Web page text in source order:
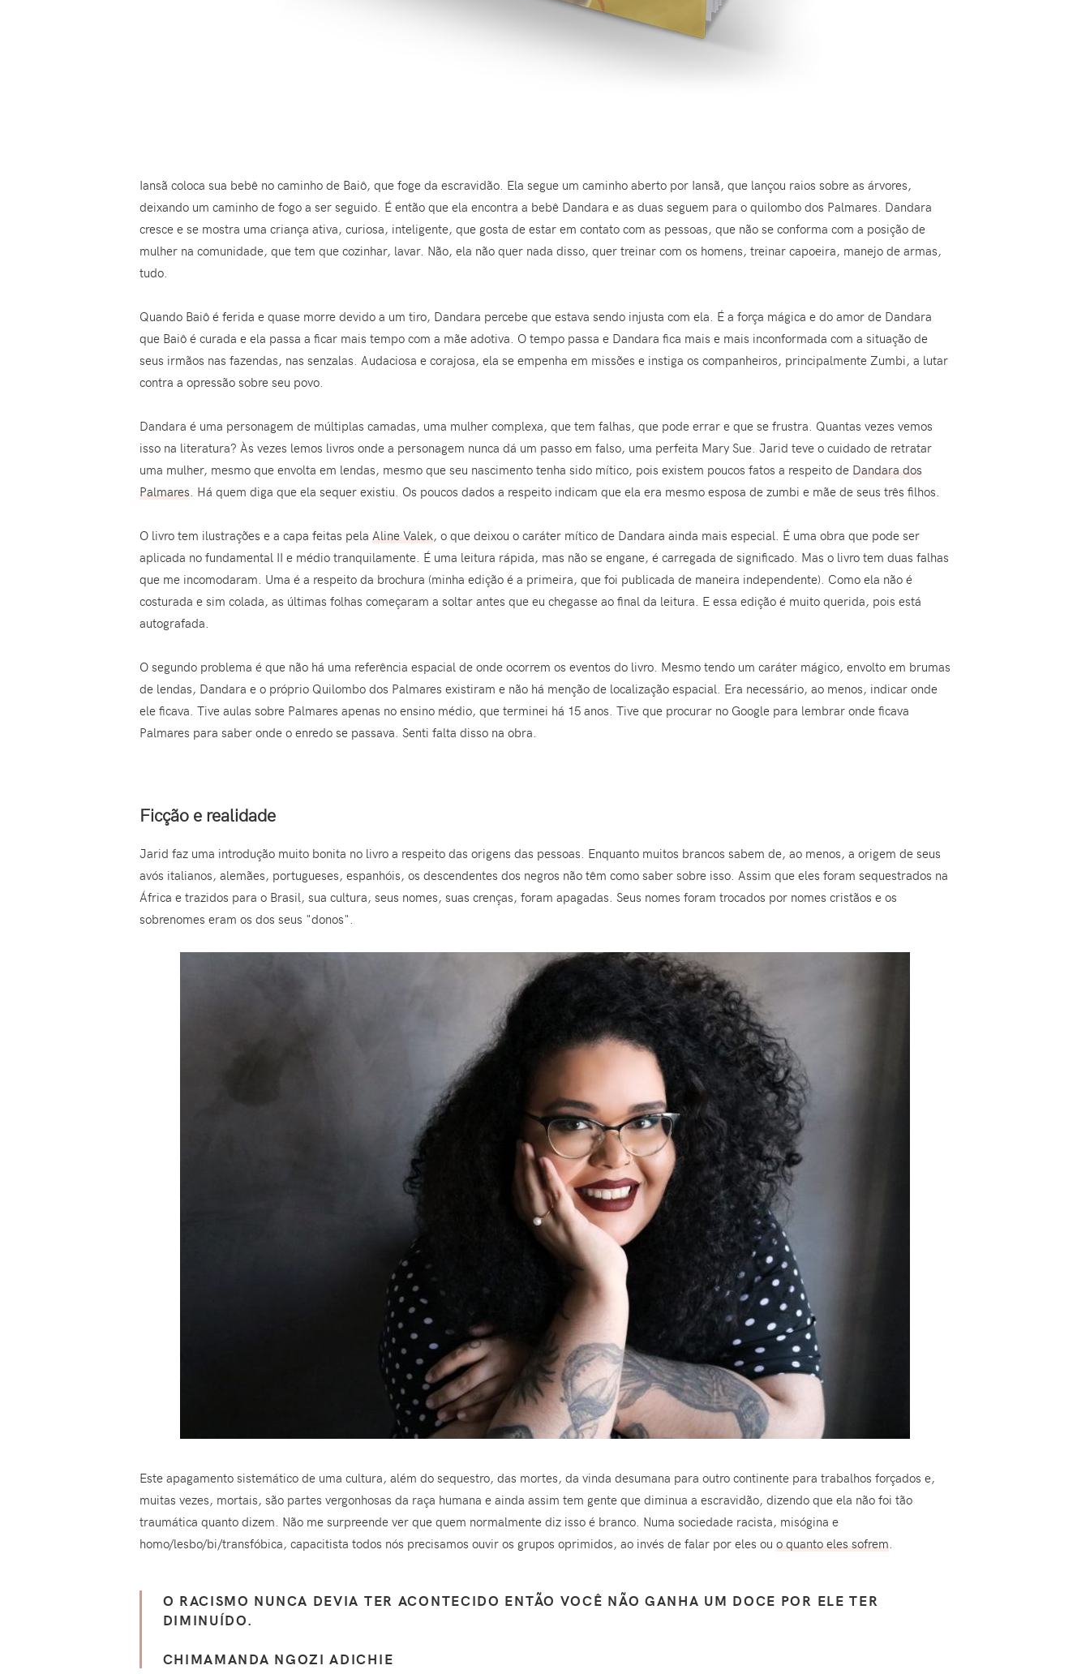
Iansã coloca sua bebê no caminho de Baiô, que foge da escravidão. Ela segue um caminho aberto por Iansã, que lançou raios sobre as árvores,
deixando um caminho de fogo a ser seguido. É então que ela encontra a bebê Dandara e as duas seguem para o quilombo dos Palmares. Dandara
cresce e se mostra uma criança ativa, curiosa, inteligente, que gosta de estar em contato com as pessoas, que não se conforma com a posição de
mulher na comunidade, que tem que cozinhar, lavar. Não, ela não quer nada disso, quer treinar com os homens, treinar capoeira, manejo de armas,
tudo.
Quando Baiô é ferida e quase morre devido a um tiro, Dandara percebe que estava sendo injusta com ela. É a força mágica e do amor de Dandara
que Baiô é curada e ela passa a ficar mais tempo com a mãe adotiva. O tempo passa e Dandara fica mais e mais inconformada com a situação de
seus irmãos nas fazendas, nas senzalas. Audaciosa e corajosa, ela se empenha em missões e instiga os companheiros, principalmente Zumbi, a lutar
contra a opressão sobre seu povo.
Dandara é uma personagem de múltiplas camadas, uma mulher complexa, que tem falhas, que pode errar e que se frustra. Quantas vezes vemos
isso na literatura? Às vezes lemos livros onde a personagem nunca dá um passo em falso, uma perfeita Mary Sue. Jarid teve o cuidado de retratar
uma mulher, mesmo que envolta em lendas, mesmo que seu nascimento tenha sido mítico, pois existem poucos fatos a respeito de Dandara dos
Palmares. Há quem diga que ela sequer existiu. Os poucos dados a respeito indicam que ela era mesmo esposa de zumbi e mãe de seus três filhos.
O livro tem ilustrações e a capa feitas pela Aline Valek, o que deixou o caráter mítico de Dandara ainda mais especial. É uma obra que pode ser
aplicada no fundamental II e médio tranquilamente. É uma leitura rápida, mas não se engane, é carregada de significado. Mas o livro tem duas falhas
que me incomodaram. Uma é a respeito da brochura (minha edição é a primeira, que foi publicada de maneira independente). Como ela não é
costurada e sim colada, as últimas folhas começaram a soltar antes que eu chegasse ao final da leitura. E essa edição é muito querida, pois está
autografada.
O segundo problema é que não há uma referência espacial de onde ocorrem os eventos do livro. Mesmo tendo um caráter mágico, envolto em brumas
de lendas, Dandara e o próprio Quilombo dos Palmares existiram e não há menção de localização espacial. Era necessário, ao menos, indicar onde
ele ficava. Tive aulas sobre Palmares apenas no ensino médio, que terminei há 15 anos. Tive que procurar no Google para lembrar onde ficava
Palmares para saber onde o enredo se passava. Senti falta disso na obra.
Ficção e realidade
Jarid faz uma introdução muito bonita no livro a respeito das origens das pessoas. Enquanto muitos brancos sabem de, ao menos, a origem de seus
avós italianos, alemães, portugueses, espanhóis, os descendentes dos negros não têm como saber sobre isso. Assim que eles foram sequestrados na
África e trazidos para o Brasil, sua cultura, seus nomes, suas crenças, foram apagadas. Seus nomes foram trocados por nomes cristãos e os
sobrenomes eram os dos seus "donos".
Este apagamento sistemático de uma cultura, além do sequestro, das mortes, da vinda desumana para outro continente para trabalhos forçados e,
muitas vezes, mortais, são partes vergonhosas da raça humana e ainda assim tem gente que diminua a escravidão, dizendo que ela não foi tão
traumática quanto dizem. Não me surpreende ver que quem normalmente diz isso é branco. Numa sociedade racista, misógina e
homo/lesbo/bi/transfóbica, capacitista todos nós precisamos ouvir os grupos oprimidos, ao invés de falar por eles ou o quanto eles sofrem.
O RACISMO NUNCA DEVIA TER ACONTECIDO ENTÃO VOCÊ NÃO GANHA UM DOCE POR ELE TER
DIMINUÍDO.
CHIMAMANDA NGOZI ADICHIE